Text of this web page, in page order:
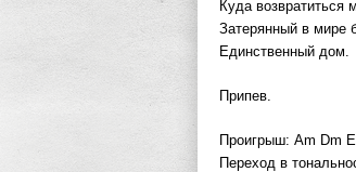
Куда
Затерянный в мире
Единственный дом.
Припев.
Проигрыш: Am Dm E
Переход в